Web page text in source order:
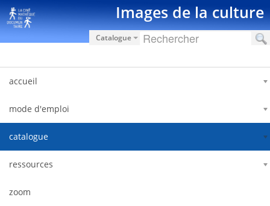
Hyppää sisältöön Images de la culture
Catalogue
accueil
mode d'emploi
catalogue
ressources
zoom